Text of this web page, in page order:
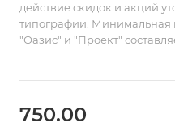
действие скидок и акций
типографии. Минимальная
"Оазис" и "Проект"
750.00